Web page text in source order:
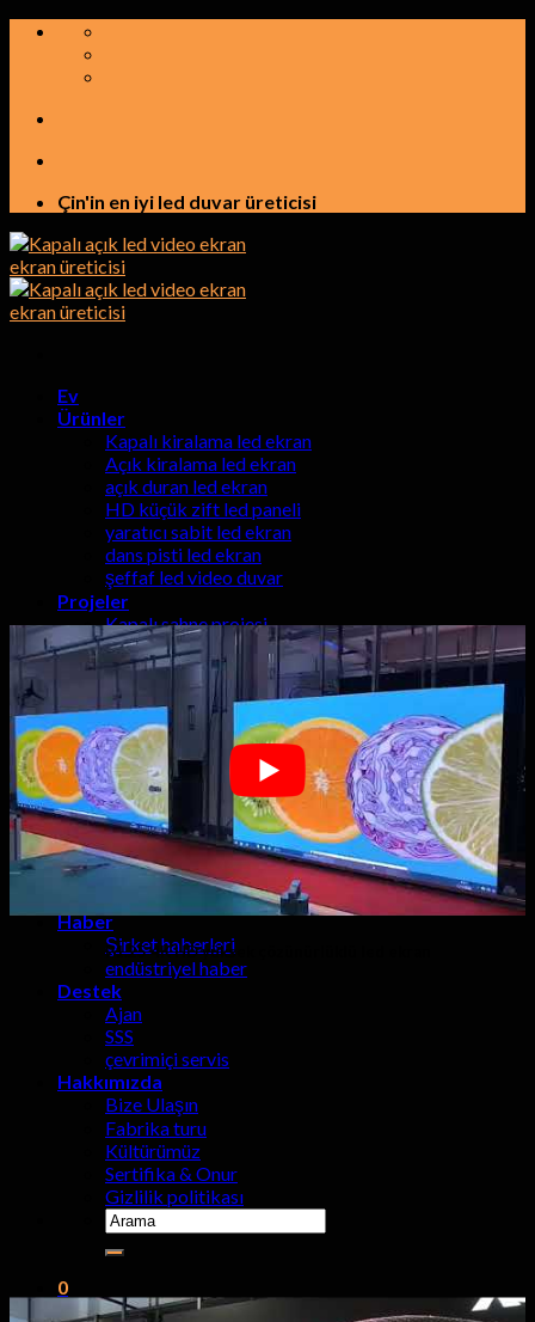
İçeriğe
Çin'in en iyi led duvar üreticisi
Ev
Ürünler
Kapalı kiralama led ekran
Açık kiralama led ekran
açık duran led ekran
HD küçük zift led paneli
yaratıcı sabit led ekran
dans pisti led ekran
şeffaf led video duvar
Projeler
Kapalı sahne projesi
açık sahne projeleri
açık projeler reklamını
HD LED TV projeleri
Kapalı sabit projeler
Video
Çözümler
aşama olay çözeltisi
Televizyon stüdyosu çözümü
spor led çözüm
Mobil kamyon çözümü
ticari led çözüm
Ön erişim çözümü
Haber
Şirket haberleri
endüstriyel haber
Destek
Ajan
SSS
çevrimiçi servis
Hakkımızda
Bize Ulaşın
Fabrika turu
Kültürümüz
Sertifika & Onur
Gizlilik politikası
Aramak:
0
P1.25 4K HD yüksek çözünürlüklü led ekran